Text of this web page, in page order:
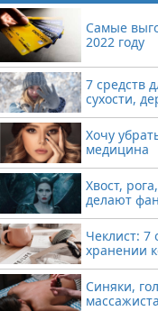
Самые
2022 году
7 средств
сухости,
Хочу
медицина
Хвост,
делают
Чеклист: 7
хранении
Синяки,